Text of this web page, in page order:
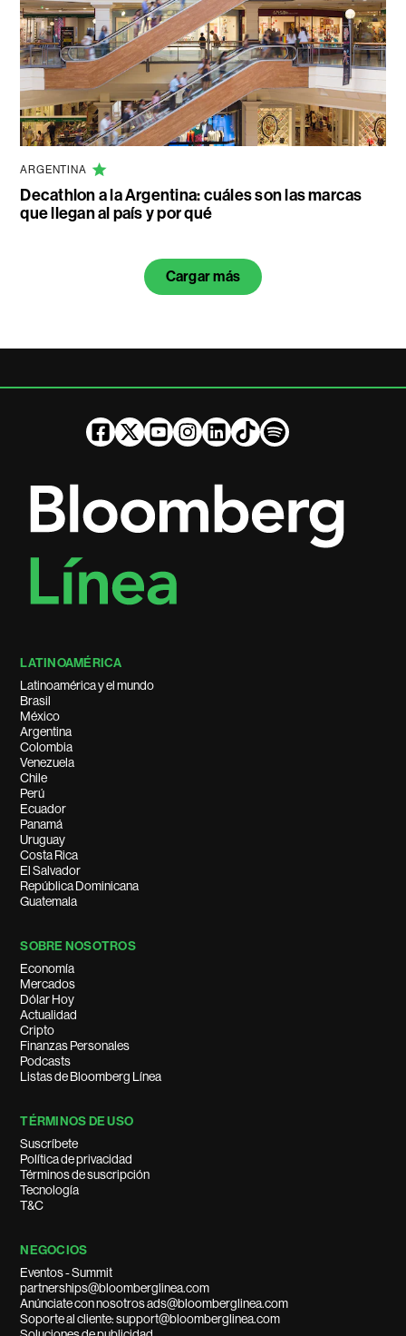
ARGENTINA
Decathlon a la Argentina: cuáles son las marcas
que llegan al país y por qué
Cargar más
LATINOAMÉRICA
Latinoamérica y el mundo
Brasil
México
Argentina
Colombia
Venezuela
Chile
Perú
Ecuador
Panamá
Uruguay
Costa Rica
El Salvador
República Dominicana
Guatemala
SOBRE NOSOTROS
Economía
Mercados
Dólar Hoy
Actualidad
Cripto
Finanzas Personales
Podcasts
Listas de Bloomberg Línea
TÉRMINOS DE USO
Suscríbete
Política de privacidad
Términos de suscripción
Tecnología
T&C
NEGOCIOS
Eventos - Summit
partnerships@bloomberglinea.com
Anúnciate con nosotros ads@bloomberglinea.com
Soporte al cliente: support@bloomberglinea.com